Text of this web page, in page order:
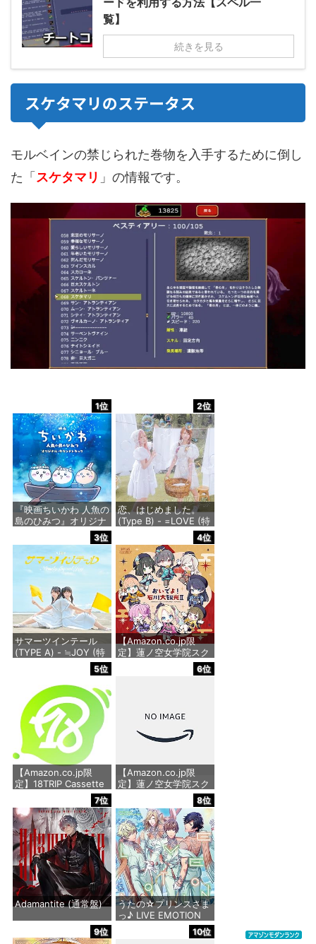
覧】
続きを見る
スケタマリのステータス
モルベインの禁じられた巻物を入手するために倒し
た「スケタマリ 」の情報です。
1位
『映画ちいかわ 人魚の
島のひみつ』オリジナ
ル・サウンドトラック
価格：¥3,300
2位
恋、はじめました。
(Type B) - =LOVE (特
価格：¥1,818
3位
サマーツインテール
(TYPE A) - ≒JOY (特
価格：¥1,488
4位
【Amazon.co.jp限
定】蓮ノ空女学院スク
ールアイドルクラブ
2nd SPECIALアルバム
ブ[日野下花帆、村野
さやか、乙宗 梢、夕霧
綴理、大沢瑠璃乃、藤
小
価格：¥2,860
5位
【Amazon.co.jp限
定】18TRIP Cassette
ARTISTS(アクリルキ
ーホルダー付)
価格：¥8,800
6位
【Amazon.co.jp限
定】蓮ノ空女学院スク
ールアイドルクラブ
Extraシングル「タイ
トル未定」 - 蓮ノ空女
学院スクールアイドル
クラブ[日野下花帆、
村野さやか、大沢瑠璃
乃、百生吟子、徒町小
鈴、安養寺姫芽、セラ
ス 柳田 リリエンフェ
ルト、桂城
価格：¥1,430
7位
Adamantite (通常盤)
価格：¥2,640
8位
うたの☆プリンスさま
っ♪ LIVE EMOTION
2nd Anniversary CD
トキヤ・カミュ・瑛
9位 10位